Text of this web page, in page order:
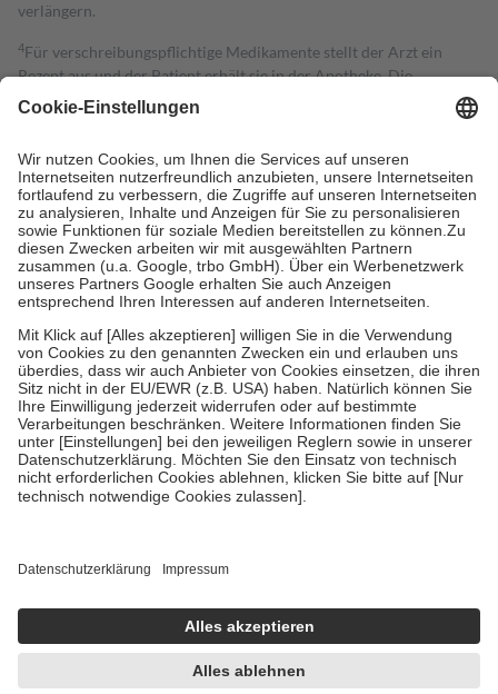
verlängern.
4Für verschreibungspflichtige Medikamente stellt der Arzt ein
Rezept aus und der Patient erhält sie in der Apotheke. Die
gesetzliche Krankenversicherung übernimmt in der Regel die
Kosten dafür, der Versicherte trägt einen Teil davon als Zuzahlung
Grundsätzlich leisten Mitglieder Zuzahlungen in Höhe von zehn
Prozent des Abgabepreises,mindestens jedochfünf Euround
höchstens zehn Euro.Es sind jedoch nie mehr als die tatsächlichen
Kosten der Leistung zu entrichten.
Diese Regeln gelten grundsätzlich auch für Online-Apotheken.
Bei Heilmitteln und häuslicher Krankenpflege beträgt die
Zuzahlung zehn Prozent der Kosten sowie zehn Euro je
Verordnung.
Um das Engagement der Versicherten für ihre eigene Gesundheit zu
stärken und die besondere Stellung der Familie zu unterstützen,
fallenkeine Zuzahlungenan bei:
• Kindern und Jugendlichen bis zum vollendeten 18. Lebensjahr
mit Ausnahme der Fahrkosten
• Untersuchungen zur Vorsorge und Früherkennung, die von der
GKV getragen werden
Einholung von Bewertungen. Trusted Shops hat Maßnahmen
getroffen, um sicherzustellen, dass es sich um echte Bewertungen
handelt. Mehr Informationen findest du hier:
https://help.etrusted.com/hc/de/articles/4419944605341